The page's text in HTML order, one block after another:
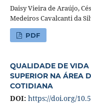
Daisy Vieira de Araújo,
Medeiros Cavalcanti da
PDF
QUALIDADE DE VIDA
SUPERIOR NA ÁREA
COTIDIANA
DOI: https://doi.org/